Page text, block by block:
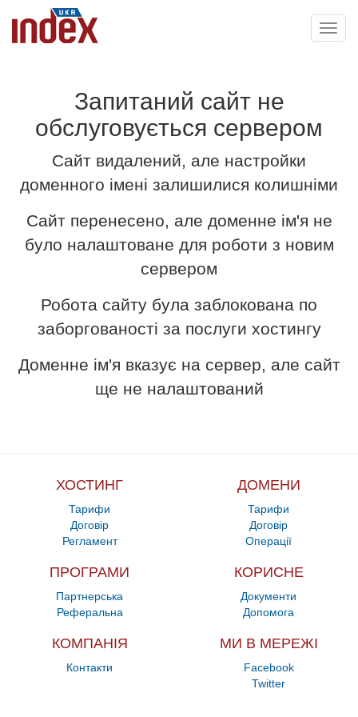
Запитаний сайт не
обслуговується сервером
Сайт видалений, але настройки
доменного імені залишилися колишніми
Сайт перенесено, але доменне ім'я не
було налаштоване для роботи з новим
сервером
Робота сайту була заблокована по
заборгованості за послуги хостингу
Доменне ім'я вказує на сервер, але сайт
ще не налаштований
ХОСТИНГ
Тарифи
Договір
Регламент
ДОМЕНИ
Тарифи
Договір
Операції
ПРОГРАМИ
Партнерська
Реферальна
КОРИСНЕ
Документи
Допомога
КОМПАНІЯ
Контакти
МИ В МЕРЕЖІ
Facebook
Twitter